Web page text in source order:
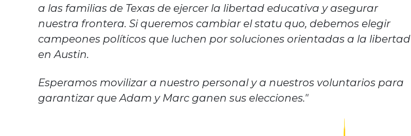
a las familias de Texas de ejercer la libertad educativa y asegurar
nuestra frontera. Si queremos cambiar el statu quo, debemos elegir
campeones políticos que luchen por soluciones orientadas a la libertad
en Austin.
Esperamos movilizar a nuestro personal y a nuestros voluntarios para
garantizar que Adam y Marc ganen sus elecciones."